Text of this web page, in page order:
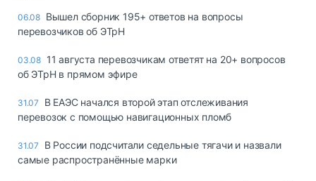
06.08 Вышел сборник 195+ ответов на вопросы
перевозчиков об ЭТрН
03.08 11 августа перевозчикам ответят на 20+ вопросов
об ЭТрН в прямом эфире
31.07
В ЕАЭС начался второй этап отслеживания
перевозок с помощью навигационных пломб
31.07
В России подсчитали седельные тягачи и назвали
самые распространённые марки